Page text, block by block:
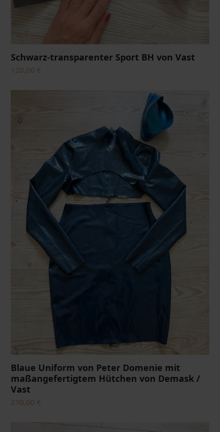
Schwarz-transparenter Sport BH von Vast
120,00 €
Blaue Uniform von Peter Domenie mit
maßangefertigtem Hütchen von Demask /
Vast
270,00 €